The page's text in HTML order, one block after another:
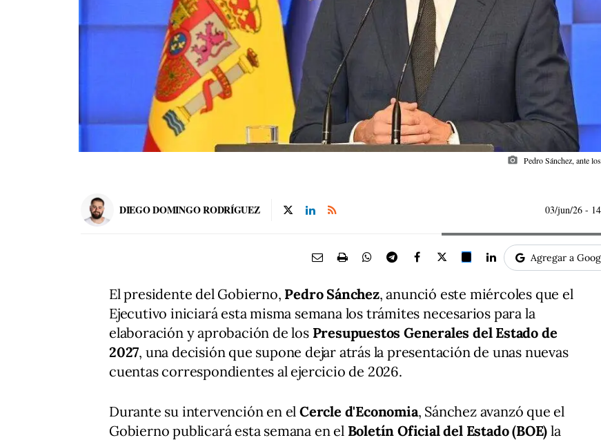
photo_camera Pedro Sánchez, ante
DIEGO DOMINGO RODRÍGUEZ 03/jun/26 -
Agregar a
El presidente del Gobierno, Pedro Sánchez, anunció este miércoles que el
Ejecutivo iniciará esta misma semana los trámites necesarios para la
elaboración y aprobación de los Presupuestos Generales del Estado de
2027, una decisión que supone dejar atrás la presentación de unas nuevas
cuentas correspondientes al ejercicio de 2026.
Durante su intervención en el Cercle d'Economia, Sánchez avanzó que el
Gobierno publicará esta semana en el Boletín Oficial del Estado (BOE) la